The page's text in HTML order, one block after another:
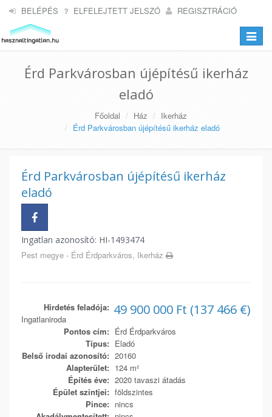
BELÉPÉS ELFELEJTETT JELSZÓ REGISZTRÁCIÓ
Toggle
Érd Parkvárosban újépítésű ikerház
eladó
Főoldal Ház
Ikerház
Érd Parkvárosban újépítésű ikerház eladó
Érd Parkvárosban újépítésű ikerház
eladó
Ingatlan azonosító: HI-1493474
Pest megye - Érd Érdparkváros, Ikerház
49 900 000 Ft (137 466 €)
Hirdetés feladója:
Ingatlaniroda
Pontos cím: Érd Érdparkváros
Típus: Eladó
Belső irodai azonosító: 20160
Alapterület: 124 m²
Építés éve: 2020 tavaszi átadás
Épület szintjei: földszintes
Pince: nincs